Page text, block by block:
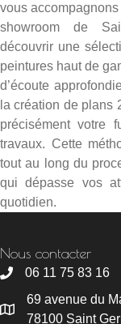
vous
showroom de
découvrir une
peintures haut de
d’écoute
la création de plans
précisément votre
travaux. Cette
tout au long du
qui dépasse vos
quotidien.
Nous contacter
06 11 75 83 16
69 avenue du
78100 Saint